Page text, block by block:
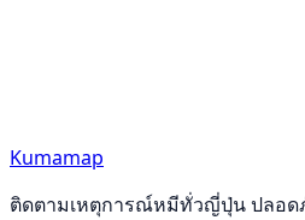
Kumamap
ติดตามเหตุการณ์หมีทั่วญี่ปุ่น ปลอด